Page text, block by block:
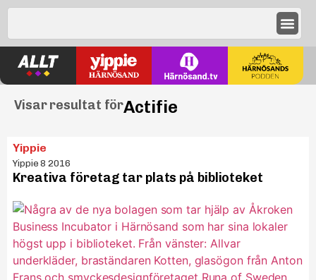
Visar resultat förActifie
Yippie
Yippie 8 2016
Kreativa företag tar plats på biblioteket